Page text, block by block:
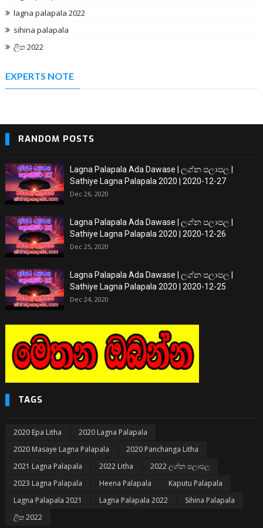
lagna palapala 2022
sihina palapala
ලිත 2022
EXPERTS NOTE
RANDOM POSTS
Lagna Palapala Ada Dawase | ලග්න පලාපල |
Sathiye Lagna Palapala 2020 | 2020-12-27
Dec 26, 2020
Lagna Palapala Ada Dawase | ලග්න පලාපල |
Sathiye Lagna Palapala 2020 | 2020-12-26
Dec 25, 2020
Lagna Palapala Ada Dawase | ලග්න පලාපල |
Sathiye Lagna Palapala 2020 | 2020-12-25
Dec 24, 2020
TAGS
2020 Epa Litha
2020 Lagna Palapala
2020 Masaye Lagna Palapala
2020 Panchanga Litha
2021 Lagna Palapala
2022 Litha
2022 ලග්න පලාපල
2023 Lagna Palapala
Heena Palapala
Kaputu Palapala
Lagna Palapala 2021
Lagna Palapala 2022
Sihina Palapala
ලිත 2022